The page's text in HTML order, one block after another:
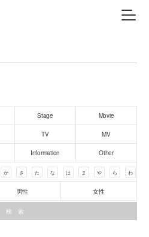
Stage Movie
TV MV
Information Other
か さ た な は ま や ら わ
男性 女性